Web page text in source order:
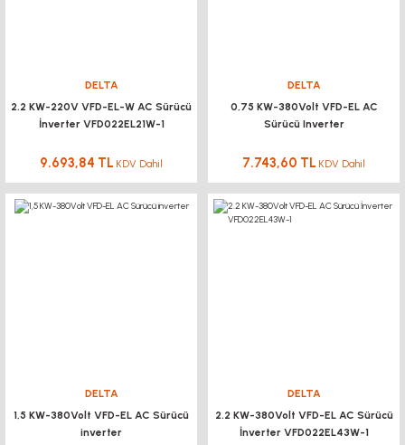
DELTA
2.2 KW-220V VFD-EL-W AC Sürücü
İnverter VFD022EL21W-1
9.693,84 TL KDV Dahil
DELTA
0,75 KW-380Volt VFD-EL AC
Sürücü Inverter
7.743,60 TL KDV Dahil
DELTA
1,5 KW-380Volt VFD-EL AC Sürücü
inverter
DELTA
2.2 KW-380Volt VFD-EL AC Sürücü
İnverter VFD022EL43W-1